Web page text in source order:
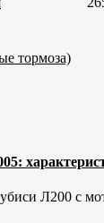
тормоза)
Л200 с